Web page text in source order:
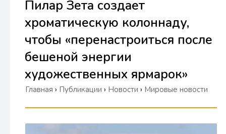
Пилар Зета создает
хроматическую колоннаду,
чтобы «перенастроиться после
бешеной энергии
художественных ярмарок»
Главная › Публикации › Новости › Мировые новости